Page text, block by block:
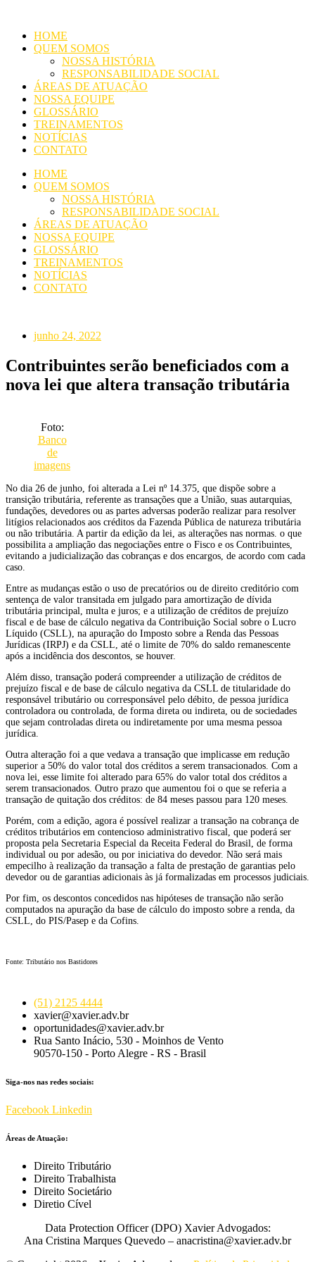
conteúdo
HOME
QUEM SOMOS
NOSSA HISTÓRIA
RESPONSABILIDADE SOCIAL
ÁREAS DE ATUAÇÃO
NOSSA EQUIPE
GLOSSÁRIO
TREINAMENTOS
NOTÍCIAS
CONTATO
HOME
QUEM SOMOS
NOSSA HISTÓRIA
RESPONSABILIDADE SOCIAL
ÁREAS DE ATUAÇÃO
NOSSA EQUIPE
GLOSSÁRIO
TREINAMENTOS
NOTÍCIAS
CONTATO
junho 24, 2022
Contribuintes serão beneficiados com a
nova lei que altera transação tributária
Foto:
Banco
de
imagens
No dia 26 de junho, foi alterada a Lei nº 14.375, que dispõe sobre a
transição tributária, referente as transações que a União, suas autarquias,
fundações, devedores ou as partes adversas poderão realizar para resolver
litígios relacionados aos créditos da Fazenda Pública de natureza tributária
ou não tributária. A partir da edição da lei, as alterações nas normas. o que
possibilita a ampliação das negociações entre o Fisco e os Contribuintes,
evitando a judicialização das cobranças e dos encargos, de acordo com cada
caso.
Entre as mudanças estão o uso de precatórios ou de direito creditório com
sentença de valor transitada em julgado para amortização de dívida
tributária principal, multa e juros; e a utilização de créditos de prejuízo
fiscal e de base de cálculo negativa da Contribuição Social sobre o Lucro
Líquido (CSLL), na apuração do Imposto sobre a Renda das Pessoas
Jurídicas (IRPJ) e da CSLL, até o limite de 70% do saldo remanescente
após a incidência dos descontos, se houver.
Além disso, transação poderá compreender a utilização de créditos de
prejuízo fiscal e de base de cálculo negativa da CSLL de titularidade do
responsável tributário ou corresponsável pelo débito, de pessoa jurídica
controladora ou controlada, de forma direta ou indireta, ou de sociedades
que sejam controladas direta ou indiretamente por uma mesma pessoa
jurídica.
Outra alteração foi a que vedava a transação que implicasse em redução
superior a 50% do valor total dos créditos a serem transacionados. Com a
nova lei, esse limite foi alterado para 65% do valor total dos créditos a
serem transacionados. Outro prazo que aumentou foi o que se referia a
transação de quitação dos créditos: de 84 meses passou para 120 meses.
Porém, com a edição, agora é possível realizar a transação na cobrança de
créditos tributários em contencioso administrativo fiscal, que poderá ser
proposta pela Secretaria Especial da Receita Federal do Brasil, de forma
individual ou por adesão, ou por iniciativa do devedor. Não será mais
empecilho à realização da transação a falta de prestação de garantias pelo
devedor ou de garantias adicionais às já formalizadas em processos judiciais.
Por fim, os descontos concedidos nas hipóteses de transação não serão
computados na apuração da base de cálculo do imposto sobre a renda, da
CSLL, do PIS/Pasep e da Cofins.
Fonte: Tributário nos Bastidores
(51) 2125 4444
xavier@xavier.adv.br
oportunidades@xavier.adv.br
Rua Santo Inácio, 530 - Moinhos de Vento
90570-150 - Porto Alegre - RS - Brasil
Siga-nos nas redes sociais:
Facebook Linkedin
Áreas de Atuação:
Direito Tributário
Direito Trabalhista
Direito Societário
Diretio Cível
Data Protection Officer (DPO) Xavier Advogados:
Ana Cristina Marques Quevedo – anacristina@xavier.adv.br